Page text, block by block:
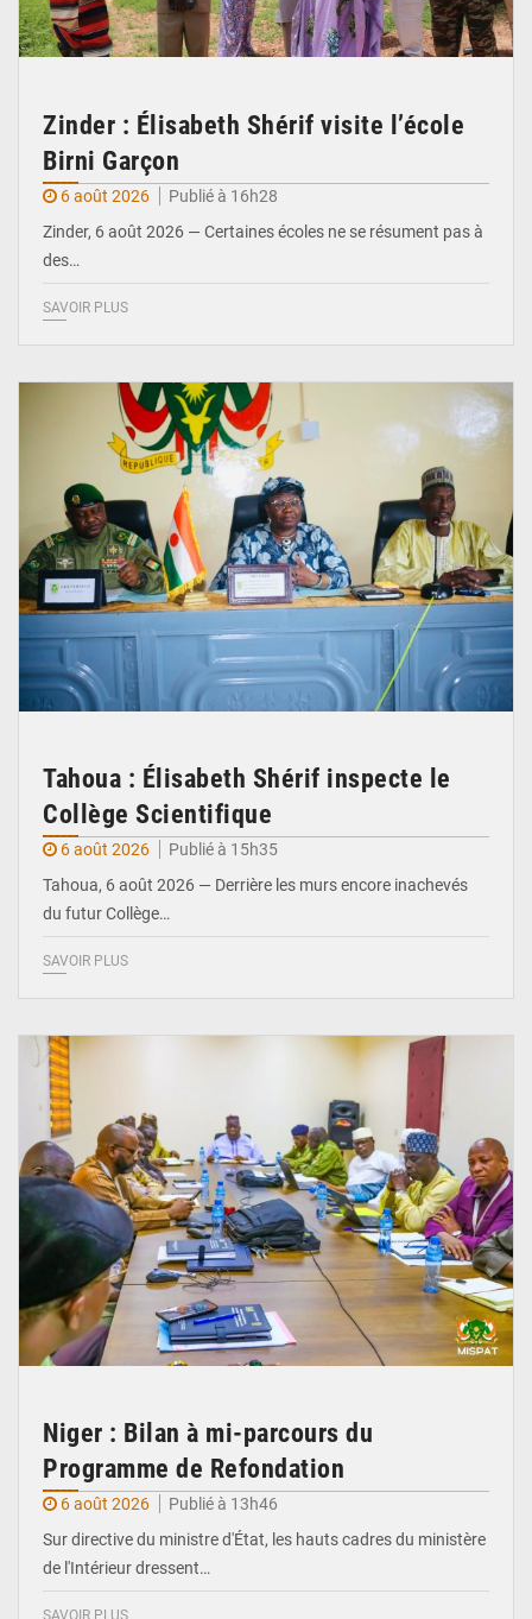
Zinder : Élisabeth Shérif visite l’école
Birni Garçon
6 août 2026
Publié à 16h28
Zinder, 6 août 2026 — Certaines écoles ne se résument pas à
des…
SAVOIR PLUS
Tahoua : Élisabeth Shérif inspecte le
Collège Scientifique
6 août 2026
Publié à 15h35
Tahoua, 6 août 2026 — Derrière les murs encore inachevés
du futur Collège…
SAVOIR PLUS
Niger : Bilan à mi-parcours du
Programme de Refondation
6 août 2026
Publié à 13h46
Sur directive du ministre d'État, les hauts cadres du ministère
de l'Intérieur dressent…
SAVOIR PLUS